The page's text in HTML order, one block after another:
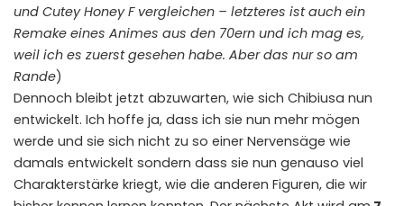
und Cutey Honey F vergleichen – letzteres ist auch ein
Remake eines Animes aus den 70ern und ich mag es,
weil ich es zuerst gesehen habe. Aber das nur so am
Rande)
Dennoch bleibt jetzt abzuwarten, wie sich Chibiusa nun
entwickelt. Ich hoffe ja, dass ich sie nun mehr mögen
werde und sie sich nicht zu so einer Nervensäge wie
damals entwickelt sondern dass sie nun genauso viel
Charakterstärke kriegt, wie die anderen Figuren, die wir